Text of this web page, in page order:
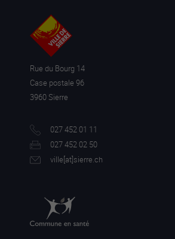
Rue du Bourg 14
Case postale 96
3960 Sierre
027 452 01 11
027 452 02 50
ville[at]sierre.ch